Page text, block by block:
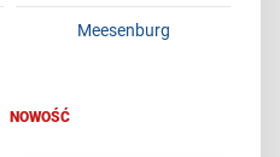
Meesenburg
NOWOŚĆ